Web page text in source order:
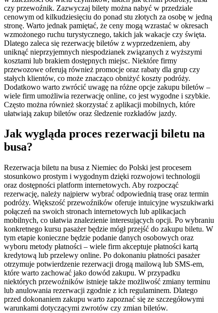
czy przewoźnik. Zazwyczaj bilety można nabyć w przedziale
cenowym od kilkudziesięciu do ponad stu złotych za osobę w jedną
stronę. Warto jednak pamiętać, że ceny mogą wzrastać w okresach
wzmożonego ruchu turystycznego, takich jak wakacje czy święta.
Dlatego zaleca się rezerwację biletów z wyprzedzeniem, aby
uniknąć nieprzyjemnych niespodzianek związanych z wyższymi
kosztami lub brakiem dostępnych miejsc. Niektóre firmy
przewozowe oferują również promocje oraz rabaty dla grup czy
stałych klientów, co może znacząco obniżyć koszty podróży.
Dodatkowo warto zwrócić uwagę na różne opcje zakupu biletów –
wiele firm umożliwia rezerwację online, co jest wygodne i szybkie.
Często można również skorzystać z aplikacji mobilnych, które
ułatwiają zakup biletów oraz śledzenie rozkładów jazdy.
Jak wygląda proces rezerwacji biletu na
busa?
Rezerwacja biletu na busa z Niemiec do Polski jest procesem
stosunkowo prostym i wygodnym dzięki rozwojowi technologii
oraz dostępności platform internetowych. Aby rozpocząć
rezerwację, należy najpierw wybrać odpowiednią trasę oraz termin
podróży. Większość przewoźników oferuje intuicyjne wyszukiwarki
połączeń na swoich stronach internetowych lub aplikacjach
mobilnych, co ułatwia znalezienie interesujących opcji. Po wybraniu
konkretnego kursu pasażer będzie mógł przejść do zakupu biletu. W
tym etapie konieczne będzie podanie danych osobowych oraz
wyboru metody płatności – wiele firm akceptuje płatności kartą
kredytową lub przelewy online. Po dokonaniu płatności pasażer
otrzymuje potwierdzenie rezerwacji drogą mailową lub SMS-em,
które warto zachować jako dowód zakupu. W przypadku
niektórych przewoźników istnieje także możliwość zmiany terminu
lub anulowania rezerwacji zgodnie z ich regulaminem. Dlatego
przed dokonaniem zakupu warto zapoznać się ze szczegółowymi
warunkami dotyczącymi zwrotów czy zmian biletów.